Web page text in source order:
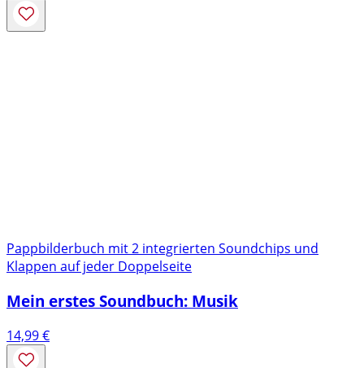
Pappbilderbuch mit 2 integrierten Soundchips und
Klappen auf jeder Doppelseite
Mein erstes Soundbuch: Musik
14,99€